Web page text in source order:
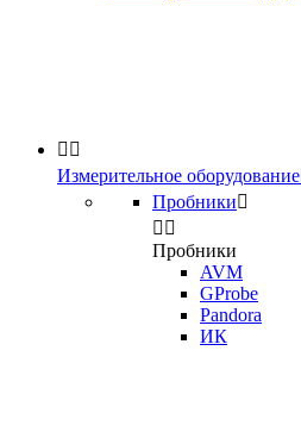
 
Измерительное оборудование
Пробники
 
Пробники
AVM
GProbe
Pandora
ИК